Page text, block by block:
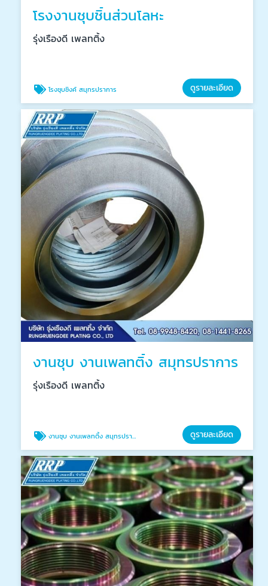
โรงงานชุบชิ้นส่วนโลหะ
รุ่งเรืองดี เพลทติ้ง
โรงชุบซิงค์ สมุทรปราการ ดูรายละเอียด
งานชุบ งานเพลทติ้ง สมุทรปราการ
รุ่งเรืองดี เพลทติ้ง
งานชุบ งานเพลทติ้ง สมุทรปราการ ดูรายละเอียด